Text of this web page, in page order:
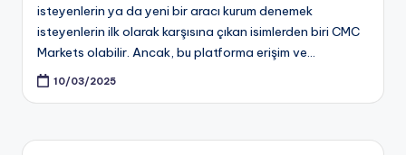
isteyenlerin ya da yeni bir aracı kurum denemek
isteyenlerin ilk olarak karşısına çıkan isimlerden biri CMC
Markets olabilir. Ancak, bu platforma erişim ve…
10/03/2025